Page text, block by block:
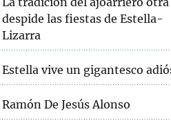
despide las fiestas de Estella-
Lizarra
Estella vive un gigantesco
Ramón De Jesús Alonso